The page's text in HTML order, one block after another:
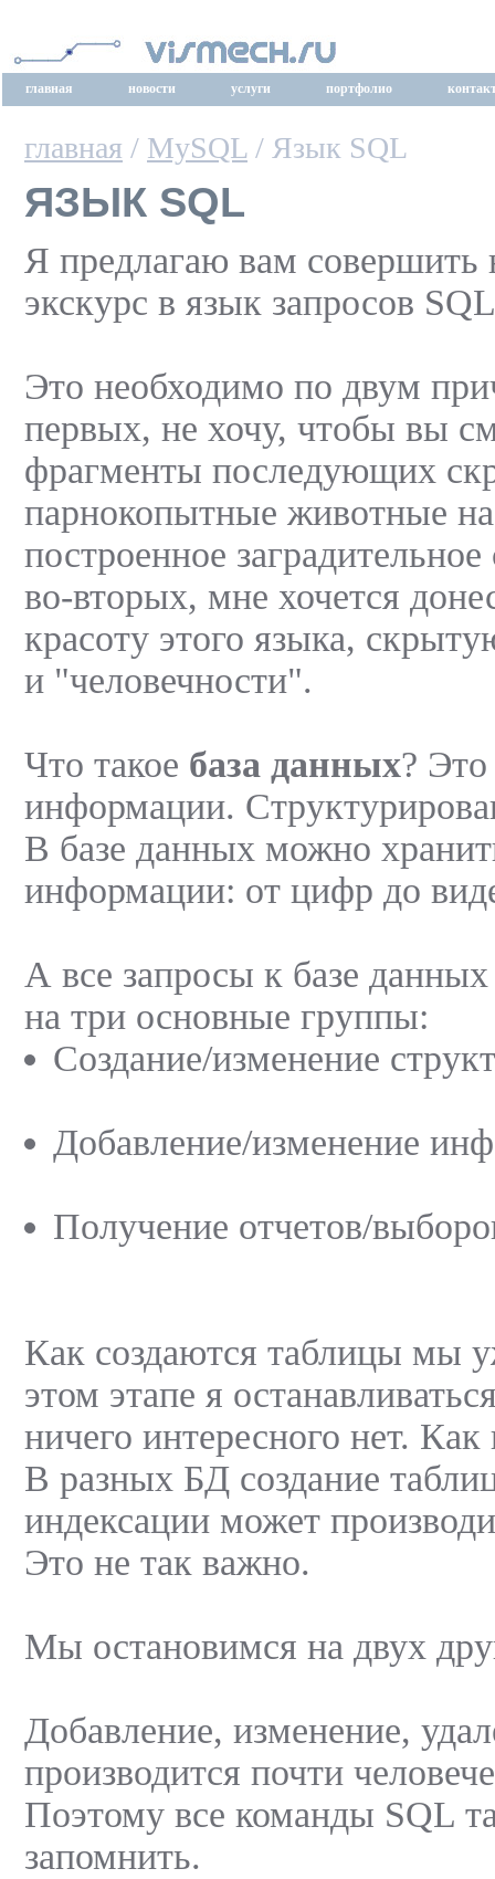
главная новости услуги портфолио
главная / MySQL / Язык SQL
ЯЗЫК SQL
Я предлагаю вам совершить
экскурс в язык запросов
Это необходимо по двум
первых, не хочу, чтобы вы
фрагменты последующих
парнокопытные животные
построенное
во-вторых, мне хочется
красоту этого языка,
и "человечности".
Что такое база данных?
информации.
В базе данных можно
информации: от цифр до
А все запросы к базе
на три основные группы:
Создание/изменение
Добавление/изменение
Получение отчетов/
Как создаются таблицы мы
этом этапе я
ничего интересного нет. Как
В разных БД создание
индексации может
Это не так важно.
Мы остановимся на двух
Добавление, изменение,
производится почти
Поэтому все команды SQL
запомнить.